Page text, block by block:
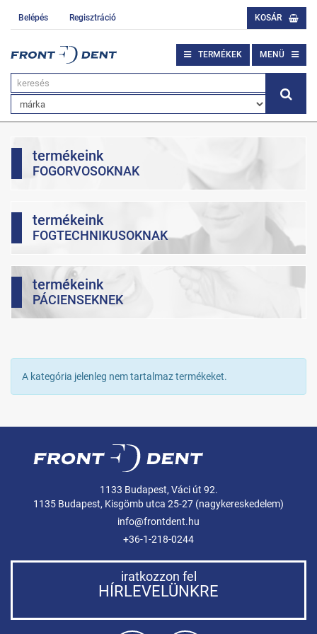
Belépés Regisztráció KOSÁR
TERMÉKEK MENÜ
termékeink
FOGORVOSOKNAK
termékeink
FOGTECHNIKUSOKNAK
termékeink
PÁCIENSEKNEK
A kategória jelenleg nem tartalmaz termékeket.
1133 Budapest, Váci út 92.
1135 Budapest, Kisgömb utca 25-27 (nagykereskedelem)
info@frontdent.hu
+36-1-218-0244
iratkozzon fel
HÍRLEVELÜNKRE